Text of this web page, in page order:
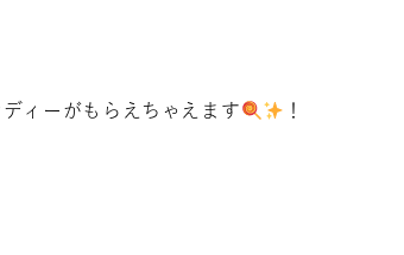
ィーがもらえちゃえます ！